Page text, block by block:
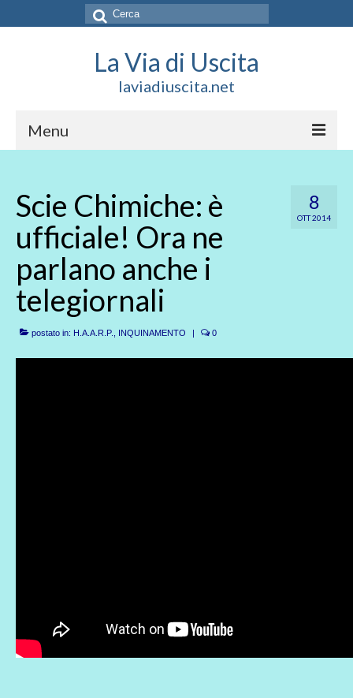
Cerca:
La Via di Uscita
laviadiuscita.net
Menu
CHI SIAMO
SOCIAL
SOSTIENICI
CONTATTI
8
OTT 2014
Scie Chimiche: è
ufficiale! Ora ne
parlano anche i
telegiornali
postato in: H.A.A.R.P. INQUINAMENTO | 0